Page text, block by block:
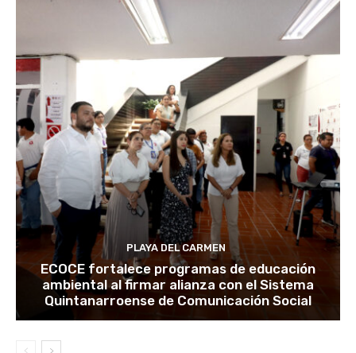
PLAYA DEL CARMEN
ECOCE fortalece programas de educación
ambiental al firmar alianza con el Sistema
Quintanarroense de Comunicación Social